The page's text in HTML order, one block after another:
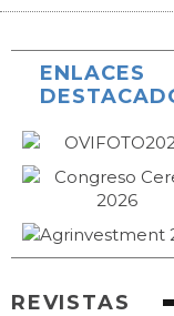
ENLACES
REVISTAS